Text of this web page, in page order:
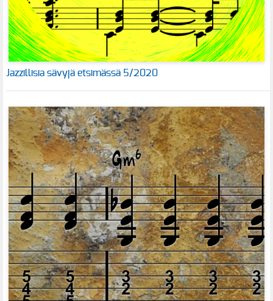
Jazzillisia sävyjä etsimässä 5/2020